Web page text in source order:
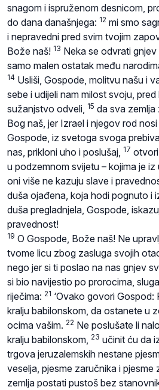
snagom i ispruženom desnicom,
do dana današnjega: 12 mi smo
i nepravedni pred svim tvojim
Bože naš! 13 Neka se odvrati
samo malen ostatak među
14 Usliši, Gospode, molitvu našu i
sebe i udijeli nam milost svoju,
sužanjstvo odveli, 15 da sva zemlja
Bog naš, jer Izrael i njegov rod
Gospode, iz svetoga svoga
nas, prikloni uho i poslušaj, 17
u podzemnom svijetu – kojima je iz
oni više ne kazuju slave i
duša ojađena, koja hodi pognuto i
duša pregladnjela, Gospode,
pravednost!
19 O Gospode, Bože naš! Ne
tvome licu zbog zasluga svojih
nego jer si ti poslao na nas gnjev
si bio navijestio po prorocima,
riječima: 21 ‘Ovako govori Gospod:
kralju babilonskom, da ostanete u
ocima vašim. 22 Ne poslušate li
kralju babilonskom, 23 učinit ću da
trgova jeruzalemskih nestane
veselja, pjesme zaručnika i pjesme
zemlja postati pustoš bez